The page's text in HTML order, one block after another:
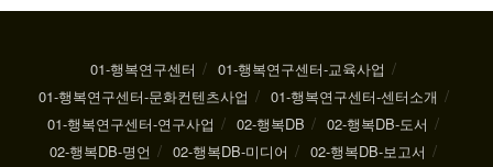
01-행복연구센터
01-행복연구센터-교육사업
01-행복연구센터-문화컨텐츠사업
01-행복연구센터-센터소개
01-행복연구센터-연구사업
02-행복DB
02-행복DB-도서
02-행복DB-명언
02-행복DB-미디어
02-행복DB-보고서